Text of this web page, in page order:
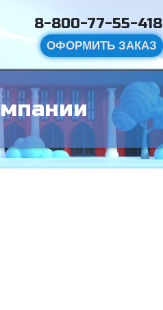
8-800-77-55-418
ОФОРМИТЬ ЗАКАЗ